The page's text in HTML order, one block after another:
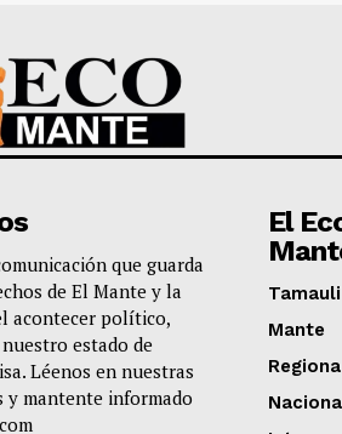
que guarda
de El Mante y la
acontecer político,
estado de
Léenos en nuestras
mantente informado
El
Mante